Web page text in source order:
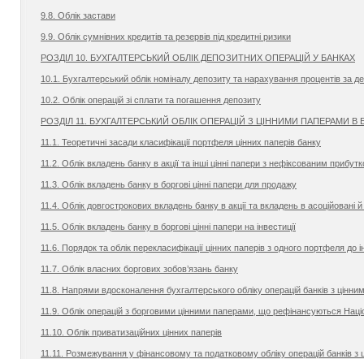
9.8. Облік застави
9.9. Облік сумнівних кредитів та резервів під кредитні ризики
РОЗДІЛ 10. БУХГАЛТЕРСЬКИЙ ОБЛІК ДЕПОЗИТНИХ ОПЕРАЦІЙ У БАНКАХ
10.1. Бухгалтерський облік номіналу депозиту та нарахування процентів за
10.2. Облік операцій зі сплати та погашення депозиту
РОЗДІЛ 11. БУХГАЛТЕРСЬКИЙ ОБЛІК ОПЕРАЦІЙ З ЦІННИМИ ПАПЕРАМИ В
11.1. Теоретичні засади класифікації портфеля цінних паперів банку
11.2. Облік вкладень банку в акції та інші цінні папери з нефіксованим
11.3. Облік вкладень банку в боргові цінні папери для продажу
11.4. Облік довгострокових вкладень банку в акції та вкладень в асоційовані й
11.5. Облік вкладень банку в боргові цінні папери на інвестиції
11.6. Порядок та облік перекласифікації цінних паперів з одного портфеля до
11.7. Облік власних боргових зобов’язань банку
11.8. Напрями вдосконалення бухгалтерського обліку операцій банків з
11.9. Облік операцій з борговими цінними паперами, що рефінансуються
11.10. Облік приватизаційних цінних паперів
11.11. Розмежування у фінансовому та податковому обліку операцій банків з